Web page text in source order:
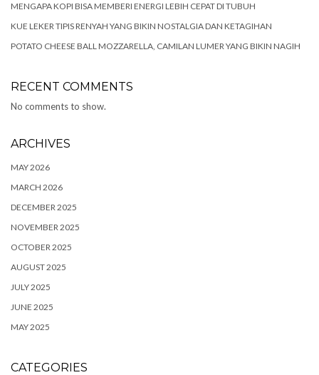
MENGAPA KOPI BISA MEMBERI ENERGI LEBIH CEPAT DI TUBUH
KUE LEKER TIPIS RENYAH YANG BIKIN NOSTALGIA DAN KETAGIHAN
POTATO CHEESE BALL MOZZARELLA, CAMILAN LUMER YANG BIKIN NAGIH
RECENT COMMENTS
No comments to show.
ARCHIVES
MAY 2026
MARCH 2026
DECEMBER 2025
NOVEMBER 2025
OCTOBER 2025
AUGUST 2025
JULY 2025
JUNE 2025
MAY 2025
CATEGORIES